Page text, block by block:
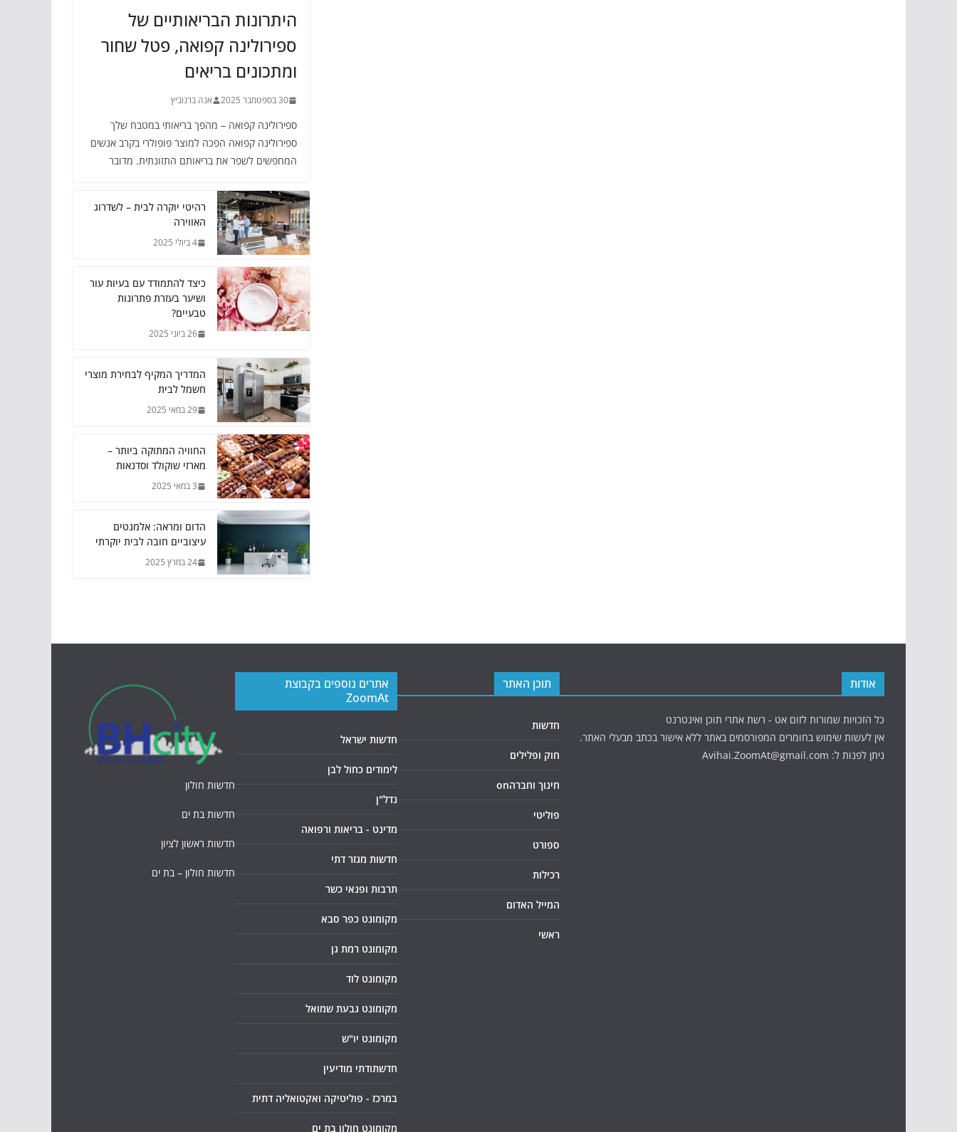
היתרונות הבריאותיים של
ספירולינה קפואה, פטל שחור
ומתכונים בריאים
30 בספטמבר 2025 אנה ברנוביץ
ספירולינה קפואה – מהפך בריאותי במטבח שלך
ספירולינה קפואה הפכה למוצר פופולרי בקרב אנשים
המחפשים לשפר את בריאותם התזונתית. מדובר
רהיטי יוקרה לבית – לשדרוג
האווירה
4 ביולי 2025
כיצד להתמודד עם בעיות עור
ושיער בעזרת פתרונות
טבעיים?
26 ביוני 2025
המדריך המקיף לבחירת מוצרי
חשמל לבית
29 במאי 2025
החוויה המתוקה ביותר –
מארזי שוקולד וסדנאות
3 במאי 2025
הדום ומראה: אלמנטים
עיצוביים חובה לבית יוקרתי
24 במרץ 2025
אודות
כל הזכויות שמורות לזום אט - רשת אתרי תוכן ואינטרנט
אין לעשות שימוש בחומרים המפורסמים באתר ללא אישור בכתב מבעלי האתר.
ניתן לפנות ל: Avihai.ZoomAt@gmail.com
תוכן האתר
חדשות
חוק ופלילים
חינוך וחברהon
פוליטי
ספורט
רכילות
המייל האדום
ראשי
אתרים נוספים בקבוצת
ZoomAt
חדשות ישראל
לימודים כחול לבן
נדל"ן
מדינט - בריאות ורפואה
חדשות מגזר דתי
תרבות ופנאי כשר
מקומונט כפר סבא
מקומונט רמת גן
מקומונט לוד
מקומונט גבעת שמואל
מקומונט יו"ש
חדשתודתי מודיעין
במרכז - פוליטיקה ואקטואליה דתית
מקומונט חולון בת ים
חדשות חולון
חדשות בת ים
חדשות ראשון לציון
חדשות חולון – בת ים